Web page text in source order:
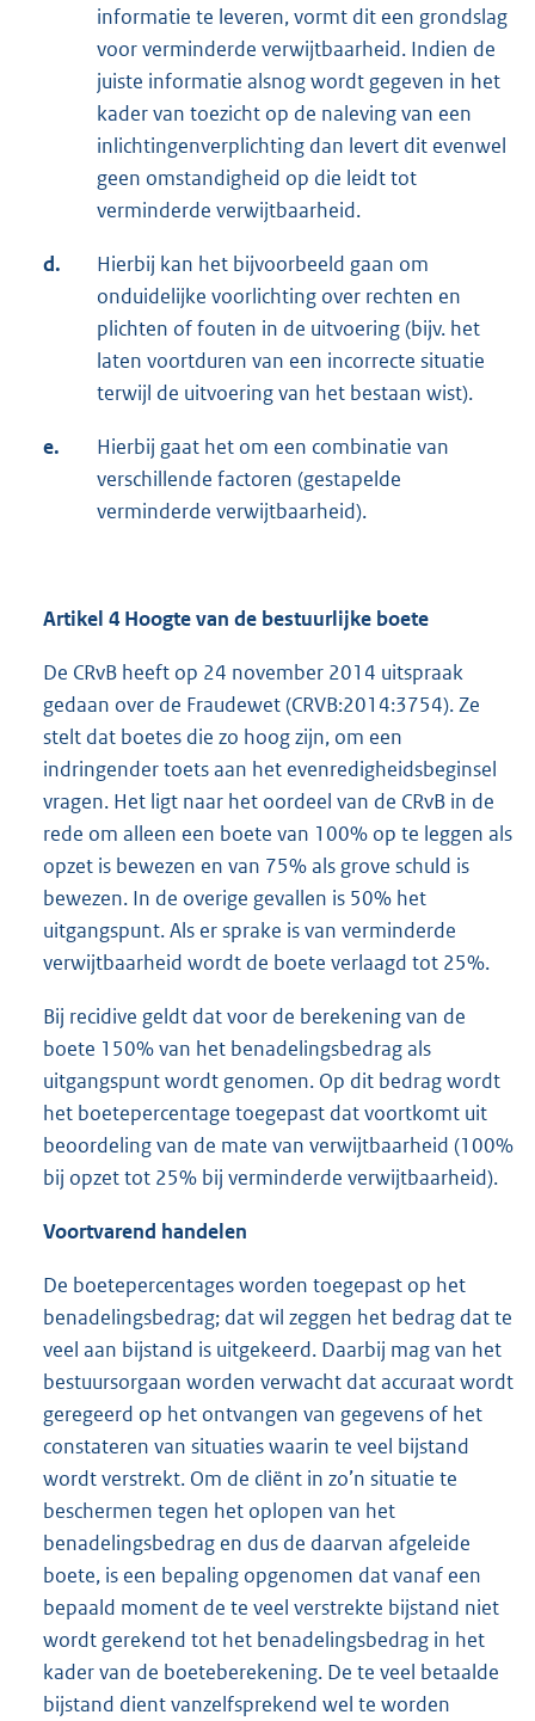
informatie te leveren, vormt dit een grondslag
voor verminderde verwijtbaarheid. Indien de
juiste informatie alsnog wordt gegeven in het
kader van toezicht op de naleving van een
inlichtingenverplichting dan levert dit evenwel
geen omstandigheid op die leidt tot
verminderde verwijtbaarheid.
d.
Hierbij kan het bijvoorbeeld gaan om
onduidelijke voorlichting over rechten en
plichten of fouten in de uitvoering (bijv. het
laten voortduren van een incorrecte situatie
terwijl de uitvoering van het bestaan wist).
e.
Hierbij gaat het om een combinatie van
verschillende factoren (gestapelde
verminderde verwijtbaarheid).
Artikel 4 Hoogte van de bestuurlijke boete
De CRvB heeft op 24 november 2014 uitspraak
gedaan over de Fraudewet (CRVB:2014:3754). Ze
stelt dat boetes die zo hoog zijn, om een
indringender toets aan het evenredigheidsbeginsel
vragen. Het ligt naar het oordeel van de CRvB in de
rede om alleen een boete van 100% op te leggen als
opzet is bewezen en van 75% als grove schuld is
bewezen. In de overige gevallen is 50% het
uitgangspunt. Als er sprake is van verminderde
verwijtbaarheid wordt de boete verlaagd tot 25%.
Bij recidive geldt dat voor de berekening van de
boete 150% van het benadelingsbedrag als
uitgangspunt wordt genomen. Op dit bedrag wordt
het boetepercentage toegepast dat voortkomt uit
beoordeling van de mate van verwijtbaarheid (100%
bij opzet tot 25% bij verminderde verwijtbaarheid).
Voortvarend handelen
De boetepercentages worden toegepast op het
benadelingsbedrag; dat wil zeggen het bedrag dat te
veel aan bijstand is uitgekeerd. Daarbij mag van het
bestuursorgaan worden verwacht dat accuraat wordt
geregeerd op het ontvangen van gegevens of het
constateren van situaties waarin te veel bijstand
wordt verstrekt. Om de cliënt in zo’n situatie te
beschermen tegen het oplopen van het
benadelingsbedrag en dus de daarvan afgeleide
boete, is een bepaling opgenomen dat vanaf een
bepaald moment de te veel verstrekte bijstand niet
wordt gerekend tot het benadelingsbedrag in het
kader van de boeteberekening. De te veel betaalde
bijstand dient vanzelfsprekend wel te worden